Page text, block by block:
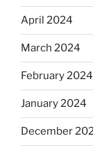
April 2024
March 2024
February 2024
January 2024
December